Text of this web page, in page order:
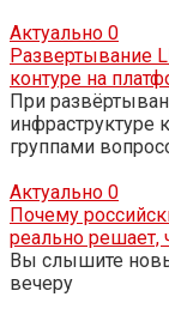
Актуально 0
Развертывание
контуре на
При
инфраструктуре
группами
Актуально 0
Почему
реально решает,
Вы слышите
вечеру